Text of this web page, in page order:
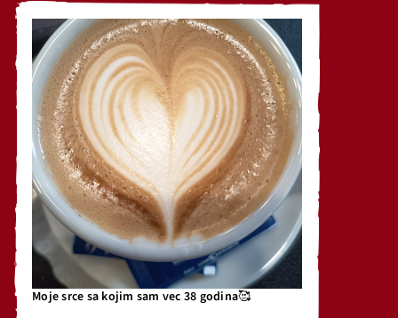
Moje srce sa kojim sam vec 38 godina🥰